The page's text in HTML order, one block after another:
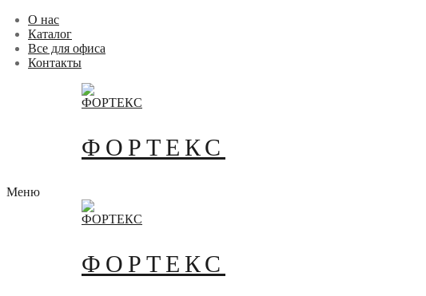
Перейти
содержимому
Меню
Закрыть
О нас
Каталог
Все для офиса
Контакты
ФОРТЕКС
Меню
ФОРТЕКС